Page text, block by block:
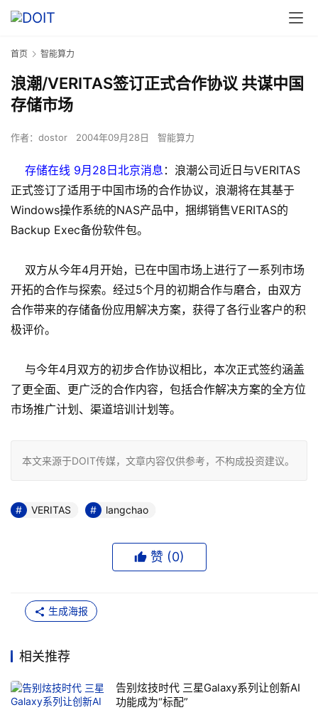
首页 智能算力
浪潮/VERITAS签订正式合作协议 共谋中国
存储市场
作者： dostor 2004年09月28日 智能算力
存储在线 9月28日北京消息 ：浪潮公司近日与VERITAS
正式签订了适用于中国市场的合作协议，浪潮将在其基于
Windows操作系统的NAS产品中，捆绑销售VERITAS的
Backup Exec备份软件包。
双方从今年4月开始，已在中国市场上进行了一系列市场
开拓的合作与探索。经过5个月的初期合作与磨合，由双方
合作带来的存储备份应用解决方案，获得了各行业客户的积
极评价。
与今年4月双方的初步合作协议相比，本次正式签约涵盖
了更全面、更广泛的合作内容，包括合作解决方案的全方位
市场推广计划、渠道培训计划等。
本文来源于DOIT传媒，文章内容仅供参考，不构成投资建议。
VERITAS langchao
赞 (0)
生成海报
相关推荐
告别炫技时代 三星Galaxy系列让创新AI
功能成为“标配”